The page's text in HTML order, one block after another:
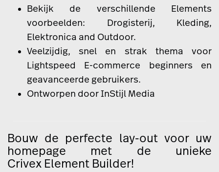
Bekijk de verschillende Elements
voorbeelden: Drogisterij, Kleding,
Elektronica and Outdoor.
Veelzijdig, snel en strak thema voor
Lightspeed E-commerce beginners en
geavanceerde gebruikers.
Ontworpen doorInStijl Media
Bouw de perfecte lay-out voor uw
homepage met de unieke
Crivex Element Builder!